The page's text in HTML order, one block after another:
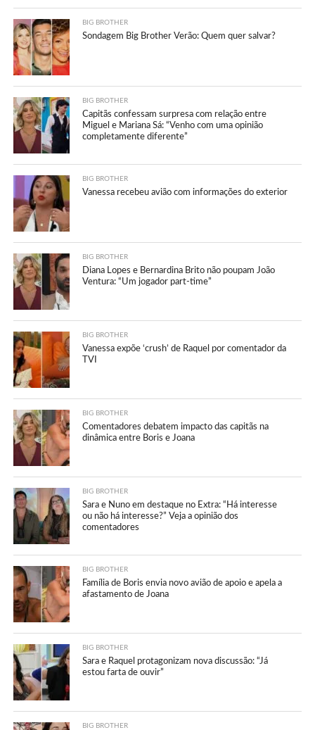
BIG BROTHER
Sondagem Big Brother Verão: Quem quer salvar?
BIG BROTHER
Capitãs confessam surpresa com relação entre
Miguel e Mariana Sá: “Venho com uma opinião
completamente diferente”
BIG BROTHER
Vanessa recebeu avião com informações do exterior
BIG BROTHER
Diana Lopes e Bernardina Brito não poupam João
Ventura: “Um jogador part-time”
BIG BROTHER
Vanessa expõe ‘crush’ de Raquel por comentador da
TVI
BIG BROTHER
Comentadores debatem impacto das capitãs na
dinâmica entre Boris e Joana
BIG BROTHER
Sara e Nuno em destaque no Extra: “Há interesse
ou não há interesse?” Veja a opinião dos
comentadores
BIG BROTHER
Família de Boris envia novo avião de apoio e apela a
afastamento de Joana
BIG BROTHER
Sara e Raquel protagonizam nova discussão: “Já
estou farta de ouvir”
BIG BROTHER